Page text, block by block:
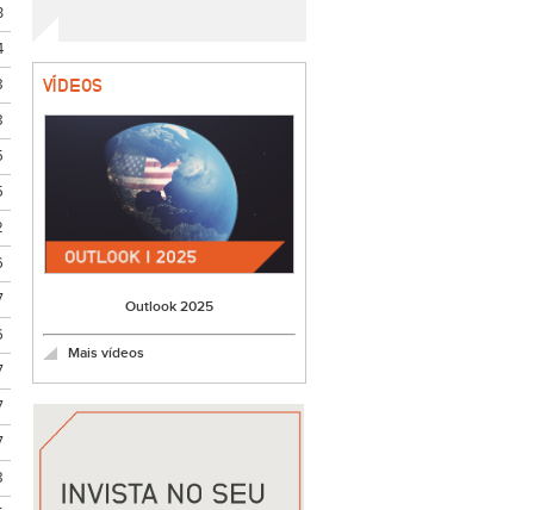
VÍDEOS
Outlook 2025
Mais vídeos